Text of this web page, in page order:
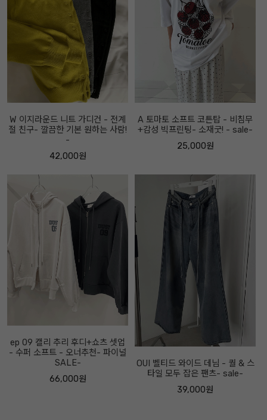
W 이지라운드 니트 가디건 - 전계
절 친구- 깔끔한 기본 원하는 사람!
-
42,000원
A 토마토 소프트 코튼탑 - 비침무
+감성 빅프린팅- 소재굿! - sale-
25,000원
ep 09 캘리 추리 후디+쇼츠 셋업
- 수퍼 소프트 - 오너추천- 파이널
SALE-
66,000원
OUI 벨티드 와이드 데님 - 퀄 & 스
타일 모두 잡은 팬츠- sale-
39,000원